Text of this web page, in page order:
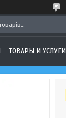
ТОВАРЫ И УСЛУГИ